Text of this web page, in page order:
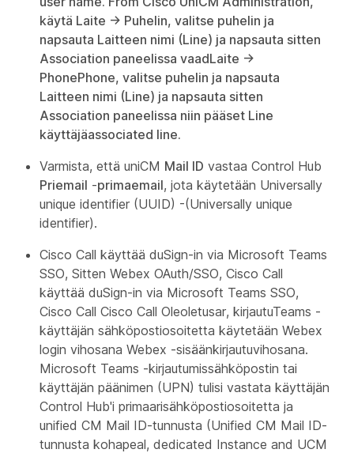
käytä Laite → Puhelin, valitse puhelin ja
napsauta Laitteen nimi (Line) ja napsauta sitten
Association paneelissa vaadLaite →
PhonePhone, valitse puhelin ja napsauta
Laitteen nimi (Line) ja napsauta sitten
Association paneelissa niin pääset Line
käyttäjäassociated line.
Varmista, että uniCM Mail ID vastaa Control Hub
Priemail -primaemail, jota käytetään Universally
unique identifier (UUID) -(Universally unique
identifier).
Cisco Call käyttää duSign-in via Microsoft Teams
SSO, Sitten Webex OAuth/SSO, Cisco Call
käyttää duSign-in via Microsoft Teams SSO,
Cisco Call Cisco Call Oleoletusar, kirjautuTeams -
käyttäjän sähköpostiosoitetta käytetään Webex
login vihosana Webex -sisäänkirjautuvihosana.
Microsoft Teams -kirjautumissähköpostin tai
käyttäjän päänimen (UPN) tulisi vastata käyttäjän
Control Hub'i primaarisähköpostiosoitetta ja
unified CM Mail ID-tunnusta (Unified CM Mail ID-
tunnusta kohapeal, dedicated Instance and UCM